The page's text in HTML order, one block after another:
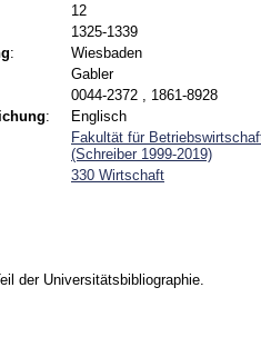
12
1325-1339
:
Wiesbaden
Gabler
0044-2372 , 1861-8928
:
Englisch
Fakultät für
(Schreiber 1999-2019)
330 Wirtschaft
der Universitätsbibliographie.